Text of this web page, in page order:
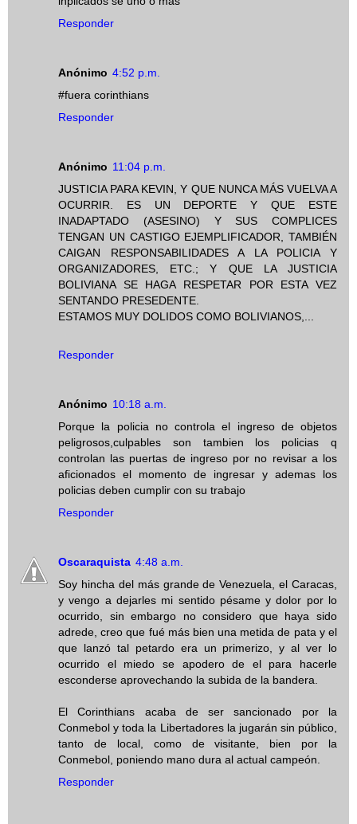
Responder
Anónimo 4:52 p.m.
#fuera corinthians
Responder
Anónimo 11:04 p.m.
JUSTICIA PARA KEVIN, Y QUE NUNCA MÁS VUELVA A
OCURRIR. ES UN DEPORTE Y QUE ESTE
INADAPTADO (ASESINO) Y SUS COMPLICES
TENGAN UN CASTIGO EJEMPLIFICADOR, TAMBIÉN
CAIGAN RESPONSABILIDADES A LA POLICIA Y
ORGANIZADORES, ETC.; Y QUE LA JUSTICIA
BOLIVIANA SE HAGA RESPETAR POR ESTA VEZ
SENTANDO PRESEDENTE.
ESTAMOS MUY DOLIDOS COMO BOLIVIANOS,...
Responder
Anónimo 10:18 a.m.
Porque la policia no controla el ingreso de objetos
peligrosos,culpables son tambien los policias q
controlan las puertas de ingreso por no revisar a los
aficionados el momento de ingresar y ademas los
policias deben cumplir con su trabajo
Responder
Oscaraquista 4:48 a.m.
Soy hincha del más grande de Venezuela, el Caracas,
y vengo a dejarles mi sentido pésame y dolor por lo
ocurrido, sin embargo no considero que haya sido
adrede, creo que fué más bien una metida de pata y el
que lanzó tal petardo era un primerizo, y al ver lo
ocurrido el miedo se apodero de el para hacerle
esconderse aprovechando la subida de la bandera.
El Corinthians acaba de ser sancionado por la
Conmebol y toda la Libertadores la jugarán sin público,
tanto de local, como de visitante, bien por la
Conmebol, poniendo mano dura al actual campeón.
Responder